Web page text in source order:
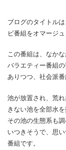
ブログのタイトル
ビ番組をオマージュ
この番組は、なか
バラエティー番組
ありつつ、社会派番
池が放置され、荒
きない池を全部水を
その池の生態系も
いつきそうで、思
番組です。